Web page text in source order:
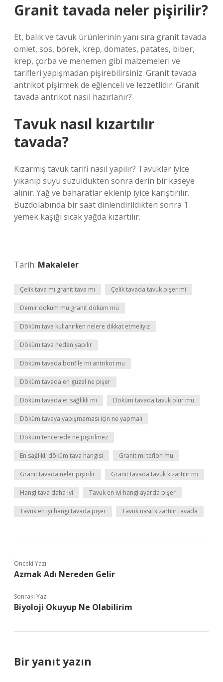
Granit tavada neler pişirilir?
Et, balık ve tavuk ürünlerinin yanı sıra granit tavada
omlet, sos, börek, krep, domates, patates, biber,
krep, çorba ve menemen gibi malzemeleri ve
tarifleri yapışmadan pişirebilirsiniz. Granit tavada
antrikot pişirmek de eğlenceli ve lezzetlidir. Granit
tavada antrikot nasıl hazırlanır?
Tavuk nasıl kızartılır
tavada?
Kızarmış tavuk tarifi nasıl yapılır? Tavuklar iyice
yıkanıp suyu süzüldükten sonra derin bir kaseye
alınır. Yağ ve baharatlar eklenip iyice karıştırılır.
Buzdolabında bir saat dinlendirildikten sonra 1
yemek kaşığı sıcak yağda kızartılır.
Tarih: Makaleler
Çelik tava mı granit tava mı Çelik tavada tavuk pişer mi
Demir döküm mü granit döküm mü
Döküm tava kullanırken nelere dikkat etmeliyiz
Döküm tava neden yapılır
Döküm tavada bonfile mi antrikot mu
Döküm tavada en güzel ne pişer
Döküm tavada et sağlıklı mı Döküm tavada tavuk olur mu
Döküm tavaya yapışmaması için ne yapmalı
Döküm tencerede ne pişirilmez
En sağlıklı döküm tava hangisi Granit mi teflon mu
Granit tavada neler pişirilir Granit tavada tavuk kızartılır mı
Hangi tava daha iyi Tavuk en iyi hangi ayarda pişer
Tavuk en iyi hangi tavada pişer Tavuk nasıl kızartılır tavada
Önceki Yazı
Azmak Adı Nereden Gelir
Sonraki Yazı
Biyoloji Okuyup Ne Olabilirim
Bir yanıt yazın